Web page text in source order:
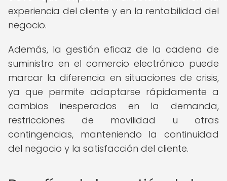
experiencia del cliente y en la rentabilidad del
negocio.
Además, la gestión eficaz de la cadena de
suministro en el comercio electrónico puede
marcar la diferencia en situaciones de crisis,
ya que permite adaptarse rápidamente a
cambios inesperados en la demanda,
restricciones de movilidad u otras
contingencias, manteniendo la continuidad
del negocio y la satisfacción del cliente.